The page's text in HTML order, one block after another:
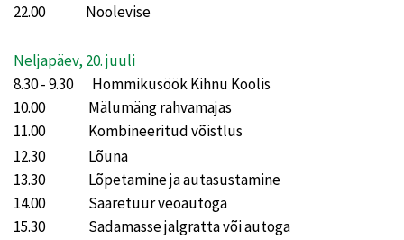
22.00 Noolevise
Neljapäev, 20. juuli
8.30 - 9.30 Hommikusöök Kihnu Koolis
10.00 Mälumäng rahvamajas
11.00 Kombineeritud võistlus
12.30 Lõuna
13.30 Lõpetamine ja autasustamine
14.00 Saaretuur veoautoga
15.30 Sadamasse jalgratta või autoga